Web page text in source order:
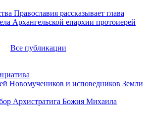
Православия рассказывает глава
Архангельской епархии протоиерей
Все публикации